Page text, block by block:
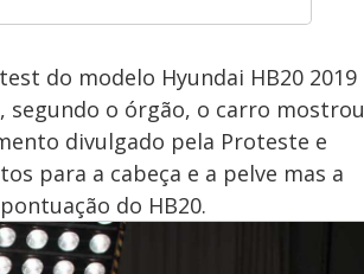
do modelo Hyundai HB20 2019
segundo o órgão, o carro mostrou
divulgado pela Proteste e
para a cabeça e a pelve mas a
do HB20.